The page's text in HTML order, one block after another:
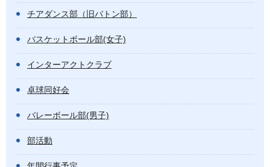
チアダンス部（旧バトン部）
バスケットボール部(女子)
インターアクトクラブ
卓球同好会
バレーボール部(男子)
部活動